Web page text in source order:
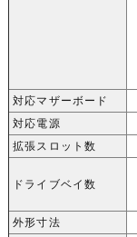
対応マザーボード
対応電源
拡張スロット数
ドライブベイ数
外形寸法